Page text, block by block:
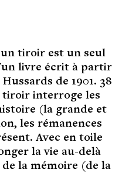
tiroir est un seul
livre écrit à partir
de 1901. 38
tiroir interroge les
(la grande et
les rémanences
Avec en toile
la vie au-delà
la mémoire (de la